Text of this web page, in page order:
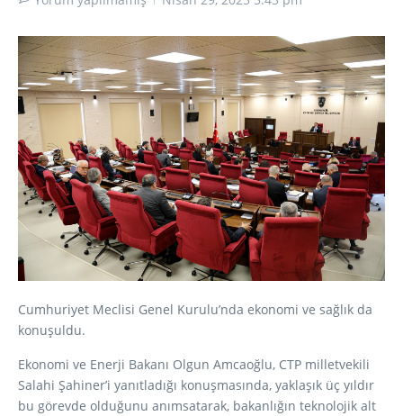
Cumhuriyet Meclisi Genel Kurulu’nda ekonomi ve sağlık da
konuşuldu.
Ekonomi ve Enerji Bakanı Olgun Amcaoğlu, CTP milletvekili
Salahi Şahiner’i yanıtladığı konuşmasında, yaklaşık üç yıldır
bu görevde olduğunu anımsatarak, bakanlığın teknolojik alt